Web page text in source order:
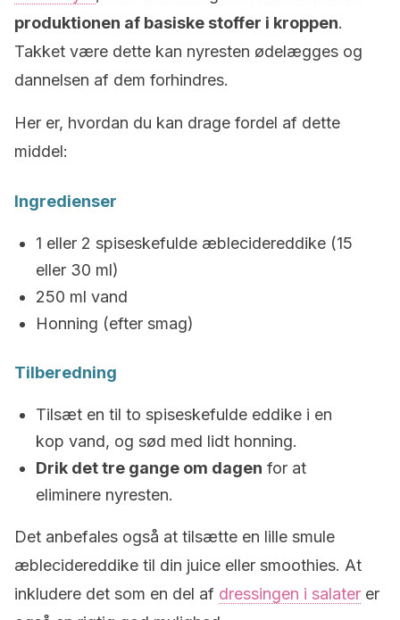
produktionen af basiske stoffer i kroppen.
Takket være dette kan nyresten ødelægges og
dannelsen af dem forhindres.
Her er, hvordan du kan drage fordel af dette
middel:
Ingredienser
1 eller 2 spiseskefulde æblecidereddike (15
eller 30 ml)
250 ml vand
Honning (efter smag)
Tilberedning
Tilsæt en til to spiseskefulde eddike i en
kop vand, og sød med lidt honning.
Drik det tre gange om dagen for at
eliminere nyresten.
Det anbefales også at tilsætte en lille smule
æblecidereddike til din juice eller smoothies. At
inkludere det som en del af dressingen i salater er